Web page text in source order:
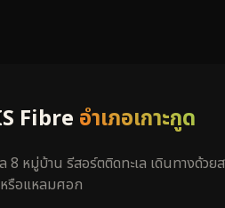
Fibre อำเภอเกาะกูด
8 หมู่บ้าน รีสอร์ตติดทะเล เดินทางด้วยส
รือแหลมศอก